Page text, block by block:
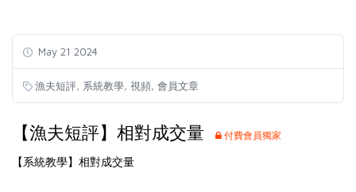
May 21 2024
漁夫短評 系統教學 視頻 會員文章
【漁夫短評】相對成交量 付費會員獨家
【系統教學】相對成交量